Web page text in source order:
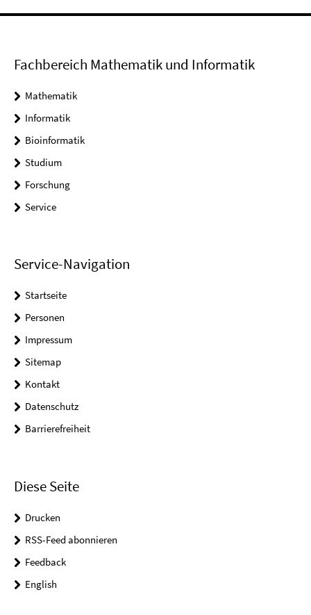
Fachbereich Mathematik und Informatik
Mathematik
Informatik
Bioinformatik
Studium
Forschung
Service
Service-Navigation
Startseite
Personen
Impressum
Sitemap
Kontakt
Datenschutz
Barrierefreiheit
Diese Seite
Drucken
RSS-Feed abonnieren
Feedback
English